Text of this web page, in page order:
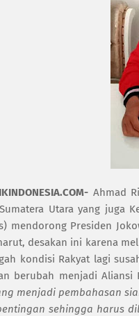
- Ahmad
Utara yang juga
mendorong Presiden
desakan ini karena
kondisi Rakyat lagi
berubah menjadi Aliansi
menjadi pembahasan
sehingga harus